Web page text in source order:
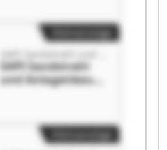
Anlagenbau GmbH
SAPI Sandstrahl
und Anlagenbau
GmbH SAPI
Anlagenbau GmbH